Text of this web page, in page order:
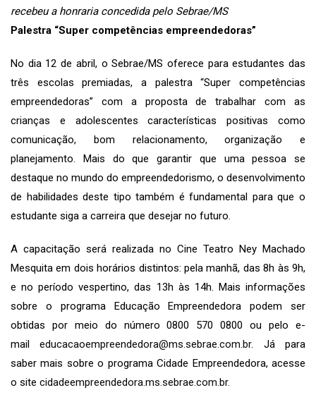
recebeu a honraria concedida pelo Sebrae/MS
Palestra “Super competências empreendedoras”
No dia 12 de abril, o Sebrae/MS oferece para estudantes das
três escolas premiadas, a palestra “Super competências
empreendedoras” com a proposta de trabalhar com as
crianças e adolescentes características positivas como
comunicação, bom relacionamento, organização e
planejamento. Mais do que garantir que uma pessoa se
destaque no mundo do empreendedorismo, o desenvolvimento
de habilidades deste tipo também é fundamental para que o
estudante siga a carreira que desejar no futuro.
A capacitação será realizada no Cine Teatro Ney Machado
Mesquita em dois horários distintos: pela manhã, das 8h às 9h,
e no período vespertino, das 13h às 14h. Mais informações
sobre o programa Educação Empreendedora podem ser
obtidas por meio do número 0800 570 0800 ou pelo e-
maileducacaoempreendedora@ms.sebrae.com.br. Já para
saber mais sobre o programa Cidade Empreendedora, acesse
o site cidadeempreendedora.ms.sebrae.com.br.